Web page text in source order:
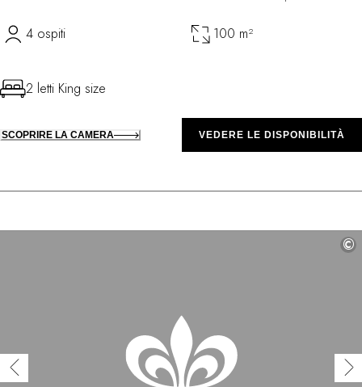
4 ospiti 100 m²
2 letti King size
SCOPRIRE LA CAMERA VEDERE LE DISPONIBILITÀ
©